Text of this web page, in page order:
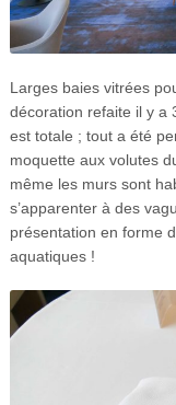
Larges baies vitrées
décoration refaite il y a
est totale ; tout a été
moquette aux volutes
même les murs sont
s’apparenter à des
présentation en forme
aquatiques !